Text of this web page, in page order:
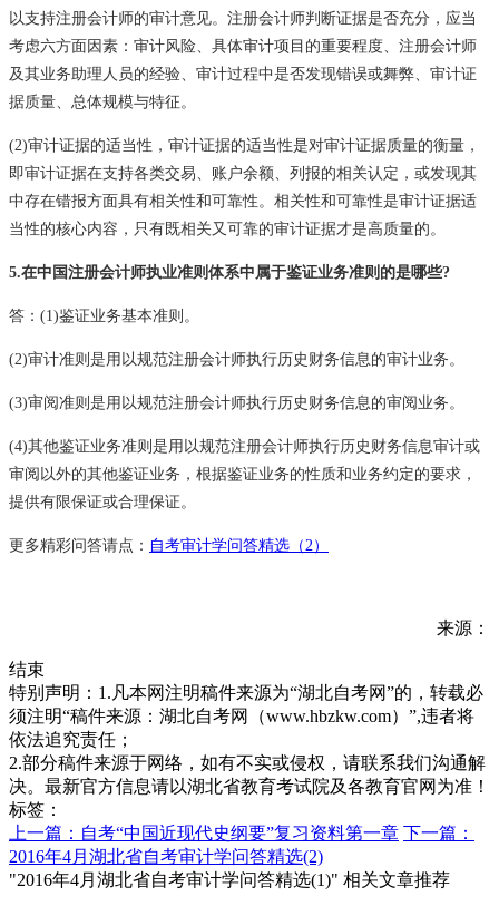
以支持注册会计师的审计意见。注册会计师判断证据是否充分，应当
考虑六方面因素：审计风险、具体审计项目的重要程度、注册会计师
及其业务助理人员的经验、审计过程中是否发现错误或舞弊、审计证
据质量、总体规模与特征。
(2)审计证据的适当性，审计证据的适当性是对审计证据质量的衡量，
即审计证据在支持各类交易、账户余额、列报的相关认定，或发现其
中存在错报方面具有相关性和可靠性。相关性和可靠性是审计证据适
当性的核心内容，只有既相关又可靠的审计证据才是高质量的。
5.在中国注册会计师执业准则体系中属于鉴证业务准则的是哪些?
答：(1)鉴证业务基本准则。
(2)审计准则是用以规范注册会计师执行历史财务信息的审计业务。
(3)审阅准则是用以规范注册会计师执行历史财务信息的审阅业务。
(4)其他鉴证业务准则是用以规范注册会计师执行历史财务信息审计或
审阅以外的其他鉴证业务，根据鉴证业务的性质和业务约定的要求，
提供有限保证或合理保证。
更多精彩问答请点： 自考审计学问答精选（2）
来源：
结束
特别声明：1.凡本网注明稿件来源为“湖北自考网”的，转载必
须注明“稿件来源：湖北自考网（www.hbzkw.com）”,违者将
依法追究责任；
2.部分稿件来源于网络，如有不实或侵权，请联系我们沟通解
决。最新官方信息请以湖北省教育考试院及各教育官网为准！
标签：
上一篇：自考“中国近现代史纲要”复习资料第一章 下一篇：
2016年4月湖北省自考审计学问答精选(2)
"2016年4月湖北省自考审计学问答精选(1)" 相关文章推荐